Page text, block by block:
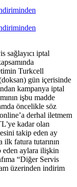
sağlayıcı iptal
Turkcell
gün içerisinde
kampanya iptal
işbu madde
öncelikle söz
derhal iletmem
kadar olan
takip eden ay
ilk fatura tutarının
eden aylara ilişkin
“Diğer Servis
üzerinden indirim